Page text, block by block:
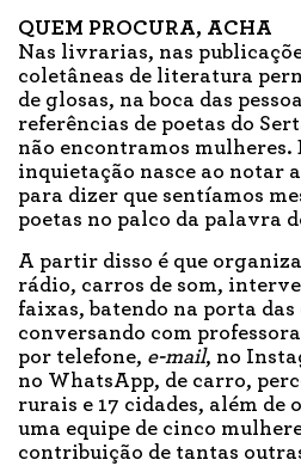
QUEM PROCURA, ACHA
Nas livrarias, nas
coletâneas de literatura
de glosas, na boca das
referências de poetas do
não encontramos mulheres.
inquietação nasce ao notar
para dizer que sentíamos
poetas no palco da palavra
A partir disso é que
rádio, carros de som,
faixas, batendo na porta das
conversando com
por telefone, e-mail, no
no WhatsApp, de carro,
rurais e 17 cidades, além de
uma equipe de cinco
contribuição de tantas